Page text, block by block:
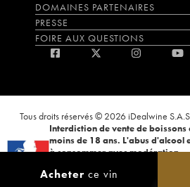
Acheter ce vin
DOMAINES PARTENAIRES
PRESSE
FOIRE AUX QUESTIONS
Tous droits réservés © 2026 iDealwine
Interdiction de vente de
moins de 18 ans. L'abus d'alcool
à consommer avec modération.
ligne. CODE DE LA SANTÉ PUBLIQUE,